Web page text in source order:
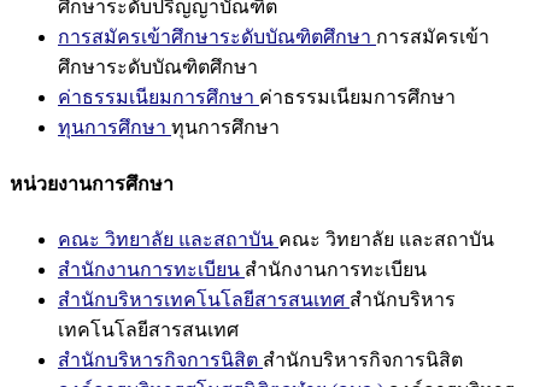
ศึกษาระดับปริญญาบัณฑิต
การสมัครเข้าศึกษาระดับบัณฑิตศึกษา การสมัครเข้า
ศึกษาระดับบัณฑิตศึกษา
ค่าธรรมเนียมการศึกษา ค่าธรรมเนียมการศึกษา
ทุนการศึกษา ทุนการศึกษา
หน่วยงานการศึกษา
คณะ วิทยาลัย และสถาบัน คณะ วิทยาลัย และสถาบัน
สำนักงานการทะเบียน สำนักงานการทะเบียน
สำนักบริหารเทคโนโลยีสารสนเทศ สำนักบริหาร
เทคโนโลยีสารสนเทศ
สำนักบริหารกิจการนิสิต สำนักบริหารกิจการนิสิต